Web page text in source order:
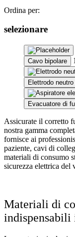
Ordina per:
selezionare
Cavo bipolare
Elettrodo
Evacuatore di
Assicurate il corretto
nostra gamma
fornisce ai
paziente, cavi di
materiali di consumo
sicurezza elettrica del
Materiali di